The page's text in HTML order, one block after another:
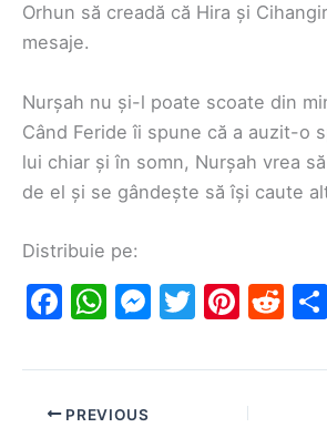
Orhun să creadă că Hira și
mesaje.
Nurșah nu și-l poate scoate din
Când Feride îi spune că a auzit-o
lui chiar și în somn, Nurșah vrea
de el și se gândește să își caute
Distribuie pe:
F
c
e
W
at
s
M
s
T
itt
Pi
er
e
R
d
PREVIOUS